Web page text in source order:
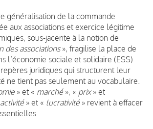
généralisation de la commande
aux associations et exercice légitime
sous-jacente à la notion de
des associations», fragilise la place de
l’économie sociale et solidaire (ESS)
juridiques qui structurent leur
ne tient pas seulement au vocabulaire.
» et « marché», « prix» et
activité» et « lucrativité» revient à effacer